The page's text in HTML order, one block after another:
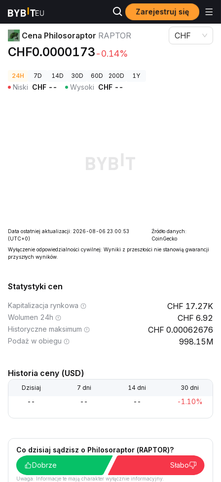
Zarejestruj się
Ceny kryptowalut Cena Philosoraptor RAPTOR
Cena Philosoraptor RAPTOR
CHF0.0000173-0.14%
CHF
24H 7D 14D 30D 60D 200D 1Y
Niski CHF -- Wysoki CHF --
Data ostatniej aktualizacji: 2026-08-06 23:00:53
(UTC+0)
Źródło danych:
CoinGecko
Wyłączenie odpowiedzialności cywilnej: Wyniki z przeszłości nie stanowią gwarancji
przyszłych wyników.
Statystyki cen
Kapitalizacja rynkowa 17.27K
Wolumen 24h 6.92
Historyczne maksimum 0.00062676
Podaż w obiegu 998.15M
Historia ceny (USD)
Dzisiaj 7 dni 14 dni 30 dni
-- -- -- -1.10%
Co dzisiaj sądzisz o Philosoraptor (RAPTOR)?
Dobrze
Słabo
Uwaga: Informacje te mają charakter wyłącznie informacyjny.